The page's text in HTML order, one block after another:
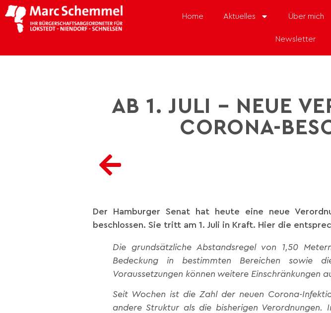
Home Aktuelles Über mich
Newsletter
AB 1. JULI – NEUE
CORONA-
Der Hamburger Senat hat heute eine neue
beschlossen. Sie tritt am 1. Juli in Kraft. Hier die
Die grundsätzliche Abstandsregel von 1,50
Bedeckung in bestimmten Bereichen sowie
Voraussetzungen können weitere Einschränkungen
Seit Wochen ist die Zahl der neuen Corona-
andere Struktur als die bisherigen